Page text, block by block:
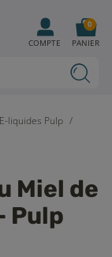
E-liquides Pulp
Miel de
Pulp
COMPTE PANIER
0